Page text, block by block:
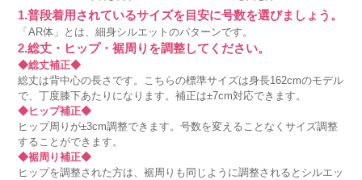
1.普段着用されているサイズを目安に号数を選びましょう。
「AR体」とは、細身シルエットのパターンです。
2.総丈・ヒップ・裾周りを調整してください。
◆総丈補正◆
総丈は背中心の長さです。こちらの標準サイズは身長162cmのモデル
で、丁度膝下あたりになります。補正は±7cm対応できます。
◆ヒップ補正◆
ヒップ周りが±3cm調整できます。号数を変えることなくサイズ調整
することができます。
◆裾周り補正◆
ヒップを調整された方は、裾周りも同じように調整されるとシルエッ